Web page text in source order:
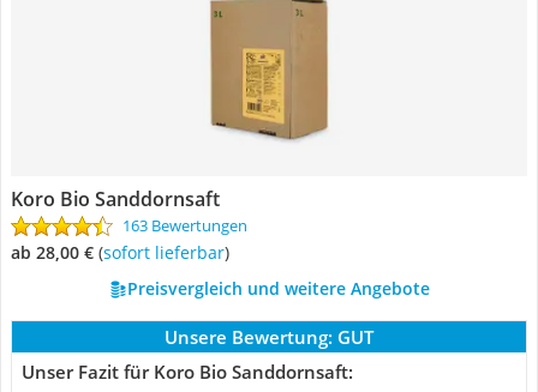
Koro Bio Sanddornsaft
163 Bewertungen
ab 28,00 € ( Sofort lieferbar)
Preisvergleich und weitere Angebote
Unsere Bewertung: GUT
Unser Fazit für Koro Bio Sanddornsaft: